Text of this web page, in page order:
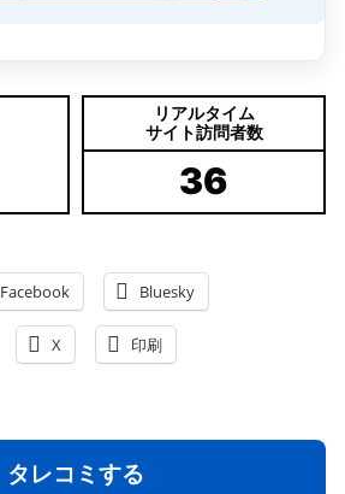
リアルタイム
サイト訪問者数
36
Facebook Bluesky
X 印刷
タレコミする